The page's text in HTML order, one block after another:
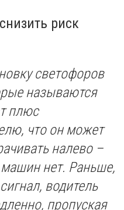
риск
светофоров
называются
плюс
что он может
налево –
нет. Раньше,
водитель
пропуская